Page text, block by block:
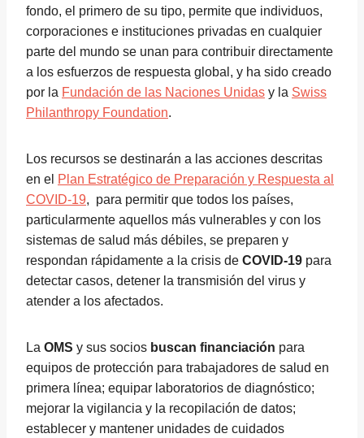
fondo, el primero de su tipo, permite que individuos,
corporaciones e instituciones privadas en cualquier
parte del mundo se unan para contribuir directamente
a los esfuerzos de respuesta global, y ha sido creado
por la Fundación de las Naciones Unidas y la Swiss
Philanthropy Foundation.
Los recursos se destinarán a las acciones descritas
en el Plan Estratégico de Preparación y Respuesta al
COVID-19, para permitir que todos los países,
particularmente aquellos más vulnerables y con los
sistemas de salud más débiles, se preparen y
respondan rápidamente a la crisis de COVID-19 para
detectar casos, detener la transmisión del virus y
atender a los afectados.
La OMS y sus socios buscan financiación para
equipos de protección para trabajadores de salud en
primera línea; equipar laboratorios de diagnóstico;
mejorar la vigilancia y la recopilación de datos;
establecer y mantener unidades de cuidados